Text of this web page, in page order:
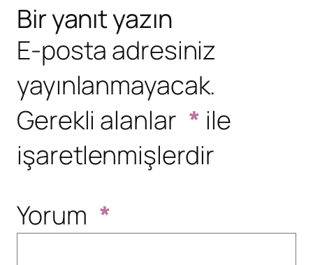
Bir yanıt yazın
E-posta adresiniz
yayınlanmayacak.
Gerekli alanlar * ile
işaretlenmişlerdir
Yorum *